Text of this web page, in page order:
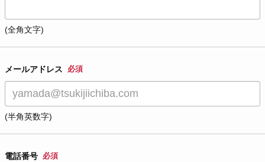
(全角文字)
メールアドレス 必須
(半角英数字)
電話番号 必須